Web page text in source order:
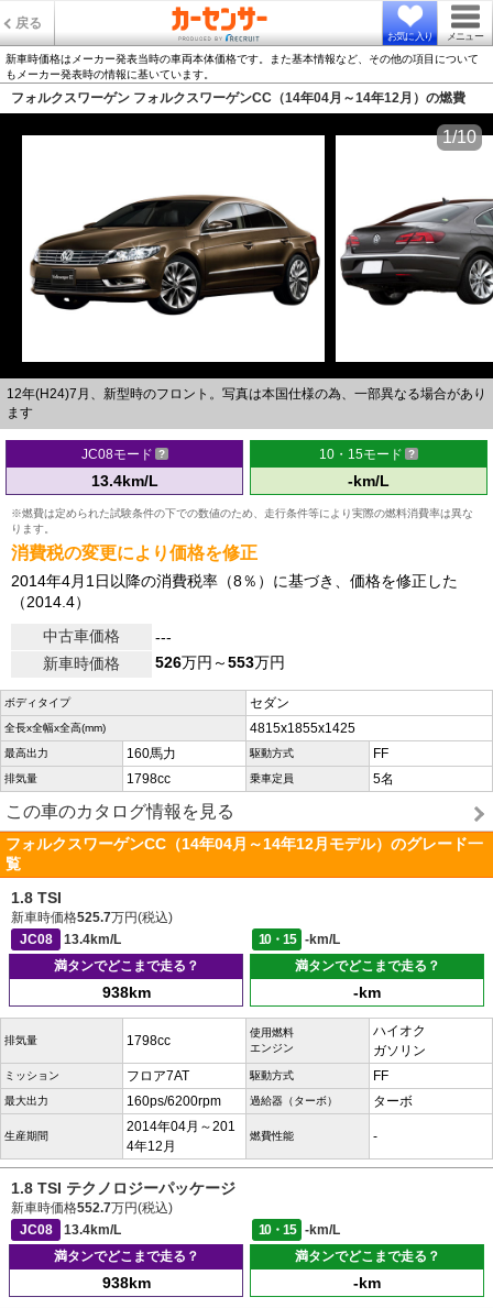
戻る
お気に入り メニュー
新車時価格はメーカー発表当時の車両本体価格です。また基本情報など、その他の項目について
もメーカー発表時の情報に基いています。
フォルクスワーゲン フォルクスワーゲンCC（14年04月～14年12月）の燃費
12年(H24)7月、新型時のフロント。写真は本国仕様の為、一部異なる場合があり
ます
1/10
JC08モード
13.4km/L
10・15モード
-km/L
※燃費は定められた試験条件の下での数値のため、走行条件等により実際の燃料消費率は異な
ります。
消費税の変更により価格を修正
2014年4月1日以降の消費税率（8％）に基づき、価格を修正した
（2014.4）
中古車価格
---
新車時価格
526万円～553万円
ボディタイプ セダン
全長x全幅x全高(mm) 4815x1855x1425
最高出力 160馬力 駆動方式 FF
排気量 1798cc 乗車定員 5名
この車のカタログ情報を見る
フォルクスワーゲンCC（14年04月～14年12月モデル）のグレード一
覧
1.8 TSI
新車時価格525.7万円(税込)
JC08
13.4km/L 10・15
-km/L
満タンでどこまで走る？
938km
満タンでどこまで走る？
-km
排気量 1798cc
使用燃料
エンジン
ハイオク
ガソリン
ミッション フロア7AT 駆動方式 FF
最大出力 160ps/6200rpm 過給器（ターボ） ターボ
生産期間
2014年04月～201
4年12月
燃費性能 -
1.8 TSI テクノロジーパッケージ
新車時価格552.7万円(税込)
JC08
13.4km/L 10・15
-km/L
満タンでどこまで走る？
938km
満タンでどこまで走る？
-km